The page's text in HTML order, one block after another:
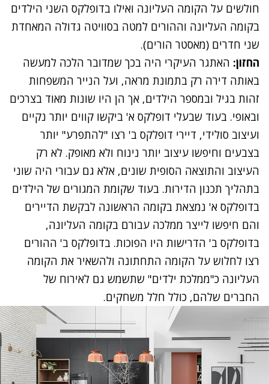
חולשים על הקומה העליונה ואילו בדופלקס השני הילדים
בקומה העליונה וההורים למטה בסוויטה גדולה המאחדת
שני חדרים (מאסטר הורים).
החזון: האתגר העיקרי היה בכך שמדובר הלכה למעשה
באותה דירה רק בתמונת מראה, ועל הנייר המשפחות
זהות בגיל ובמספר הילדים, אך הן היו שונות מאוד בצרכים
ובאופי. בעוד שבעלי דופלקס א' ביקשו קווים יותר נקיים
ועיצוב סולידי, דיירי דופלקס ב' רצו "להתפרע" יותר
בצבעים וחיפשו עיצוב יותר נינוח ולא מאופק. לא רק
העיצוב והתוצאה הסופית שונים, אלא גם עבורי היה שוני
בתהליך תכנון הדירות. בעוד שקומת המגורים של הילדים
בדופלקס א' נמצאת בקומה הראשונה לבקשת הדיירים
והם חיפשו לייצר ממלכה עבורם בקומה העליונה,
בדופלקס ב' הדרישות היו הפוכות. בדופלקס ב' ההורים
רצו לחלוש על הקומה התחתונה ולהשאיר את הקומה
העליונה כ"ממלכת ילדים" שתשמש גם לאירוח של
החברים שלהם, כולל חלל משחקים.